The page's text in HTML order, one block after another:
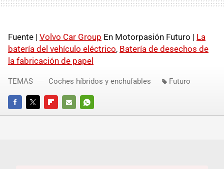
Fuente | Volvo Car Group En Motorpasión Futuro | La
batería del vehículo eléctrico, Batería de desechos de
la fabricación de papel
FACEBOOKTWITTERFLIPBOARD
E-
WHATSAPP
TEMAS Coches híbridos y enchufables Futuro